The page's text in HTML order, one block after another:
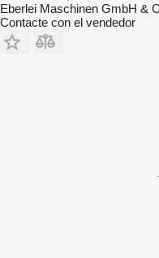
Eberlei Maschinen GmbH &
Contacte con el vendedor